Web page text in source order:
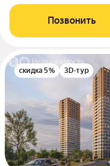
Позвонить
скидка 5% 3D-тур